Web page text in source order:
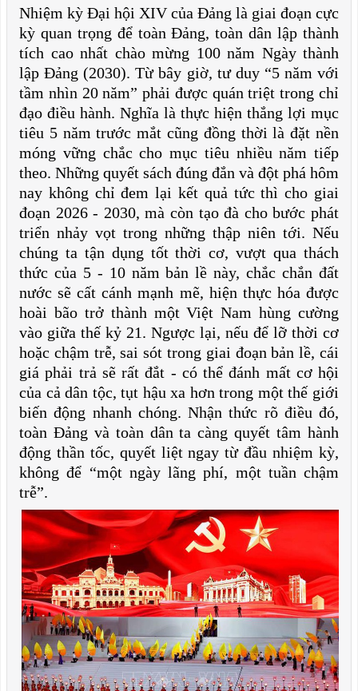
Nhiệm kỳ Đại hội XIV của Đảng là giai đoạn cực
kỳ quan trọng để toàn Đảng, toàn dân lập thành
tích cao nhất chào mừng 100 năm Ngày thành
lập Đảng (2030). Từ bây giờ, tư duy “5 năm với
tầm nhìn 20 năm” phải được quán triệt trong chỉ
đạo điều hành. Nghĩa là thực hiện thắng lợi mục
tiêu 5 năm trước mắt cũng đồng thời là đặt nền
móng vững chắc cho mục tiêu nhiều năm tiếp
theo. Những quyết sách đúng đắn và đột phá hôm
nay không chỉ đem lại kết quả tức thì cho giai
đoạn 2026 - 2030, mà còn tạo đà cho bước phát
triển nhảy vọt trong những thập niên tới. Nếu
chúng ta tận dụng tốt thời cơ, vượt qua thách
thức của 5 - 10 năm bản lề này, chắc chắn đất
nước sẽ cất cánh mạnh mẽ, hiện thực hóa được
hoài bão trở thành một Việt Nam hùng cường
vào giữa thế kỷ 21. Ngược lại, nếu để lỡ thời cơ
hoặc chậm trễ, sai sót trong giai đoạn bản lề, cái
giá phải trả sẽ rất đắt - có thể đánh mất cơ hội
của cả dân tộc, tụt hậu xa hơn trong một thế giới
biến động nhanh chóng. Nhận thức rõ điều đó,
toàn Đảng và toàn dân ta càng quyết tâm hành
động thần tốc, quyết liệt ngay từ đầu nhiệm kỳ,
không để “một ngày lãng phí, một tuần chậm
trễ”.